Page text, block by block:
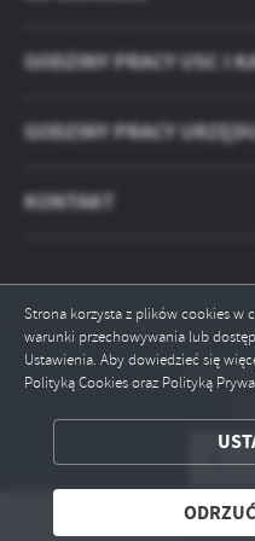
Strona korzysta z plików cookies w
warunki przechowywania lub
Ustawienia. Aby dowiedzieć się
Polityką Cookies oraz Polityką
treści w postaci wiadomości,
GODZINY PRACY USC I
GODZINY PRACY
KONTAKT